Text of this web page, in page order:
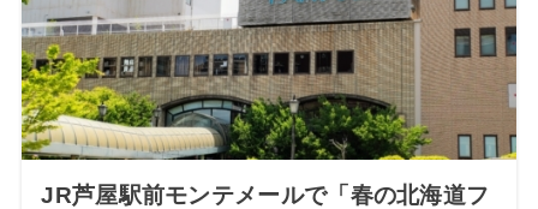
JR芦屋駅前モンテメールで「春の北海道フ